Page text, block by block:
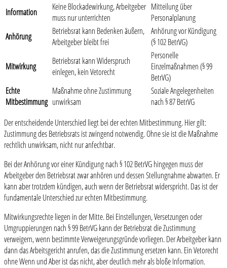
Information
Keine Blockadewirkung, Arbeitgeber
muss nur unterrichten
Mitteilung über
Personalplanung
Anhörung
Betriebsrat kann Bedenken äußern,
Arbeitgeber bleibt frei
Anhörung vor Kündigung
(§ 102 BetrVG)
Mitwirkung
Betriebsrat kann Widerspruch
einlegen, kein Vetorecht
Personelle
Einzelmaßnahmen (§ 99
BetrVG)
Echte
Mitbestimmung
Maßnahme ohne Zustimmung
unwirksam
Soziale Angelegenheiten
nach § 87 BetrVG
Der entscheidende Unterschied liegt bei der echten Mitbestimmung. Hier gilt:
Zustimmung des Betriebsrats ist zwingend notwendig. Ohne sie ist die Maßnahme
rechtlich unwirksam, nicht nur anfechtbar.
Bei der Anhörung vor einer Kündigung nach § 102 BetrVG hingegen muss der
Arbeitgeber den Betriebsrat zwar anhören und dessen Stellungnahme abwarten. Er
kann aber trotzdem kündigen, auch wenn der Betriebsrat widerspricht. Das ist der
fundamentale Unterschied zur echten Mitbestimmung.
Mitwirkungsrechte liegen in der Mitte. Bei Einstellungen, Versetzungen oder
Umgruppierungen nach § 99 BetrVG kann der Betriebsrat die Zustimmung
verweigern, wenn bestimmte Verweigerungsgründe vorliegen. Der Arbeitgeber kann
dann das Arbeitsgericht anrufen, das die Zustimmung ersetzen kann. Ein Vetorecht
ohne Wenn und Aber ist das nicht, aber deutlich mehr als bloße Information.